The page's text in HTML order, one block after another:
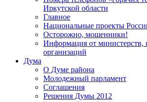
Иркутской области
Главное
Национальные проекты
Осторожно, мошенники!
Информация от министерств,
организаций
Дума
О Думе района
Молодежный парламент
Соглашения
Решения Думы 2012